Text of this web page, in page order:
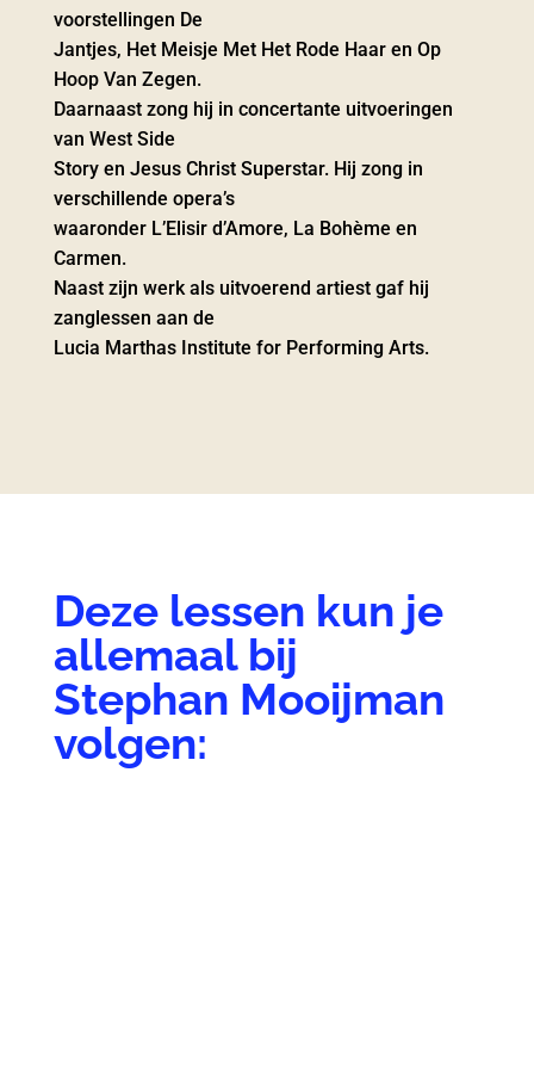
voorstellingen De
Jantjes, Het Meisje Met Het Rode Haar en Op
Hoop Van Zegen.
Daarnaast zong hij in concertante uitvoeringen
van West Side
Story en Jesus Christ Superstar. Hij zong in
verschillende opera’s
waaronder L’Elisir d’Amore, La Bohème en
Carmen.
Naast zijn werk als uitvoerend artiest gaf hij
zanglessen aan de
Lucia Marthas Institute for Performing Arts.
Deze lessen kun je
allemaal bij
Stephan Mooijman
volgen: